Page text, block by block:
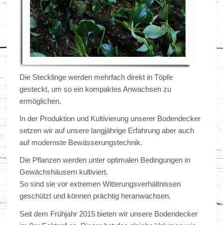
Die Stecklinge werden mehrfach direkt in Töpfe
gesteckt, um so ein kompaktes Anwachsen zu
ermöglichen.
In der Produktion und Kultivierung unserer Bodendecker
setzen wir auf unsere langjährige Erfahrung aber auch
auf modernste Bewässerungstechnik.
Die Pflanzen werden unter optimalen Bedingungen in
Gewächshäusern kultiviert.
So sind sie vor extremen Witterungsverhältnissen
geschützt und können prächtig heranwachsen.
Seit dem Frühjahr 2015 bieten wir unsere Bodendecker